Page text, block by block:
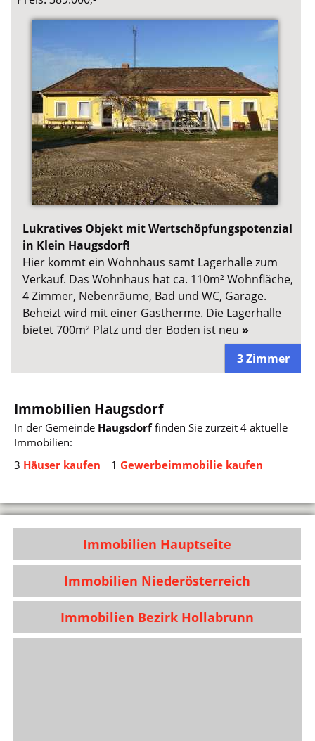
Lukratives Objekt mit Wertschöpfungspotenzial
in Klein Haugsdorf!
Hier kommt ein Wohnhaus samt Lagerhalle zum
Verkauf. Das Wohnhaus hat ca. 110m² Wohnfläche,
4 Zimmer, Nebenräume, Bad und WC, Garage.
Beheizt wird mit einer Gastherme. Die Lagerhalle
bietet 700m² Platz und der Boden ist neu »
3 Zimmer
Immobilien Haugsdorf
In der Gemeinde Haugsdorffinden Sie zurzeit 4 aktuelle
Immobilien:
3 Häuser kaufen 1 Gewerbeimmobilie kaufen
Immobilien Hauptseite
Immobilien Niederösterreich
Immobilien Bezirk Hollabrunn